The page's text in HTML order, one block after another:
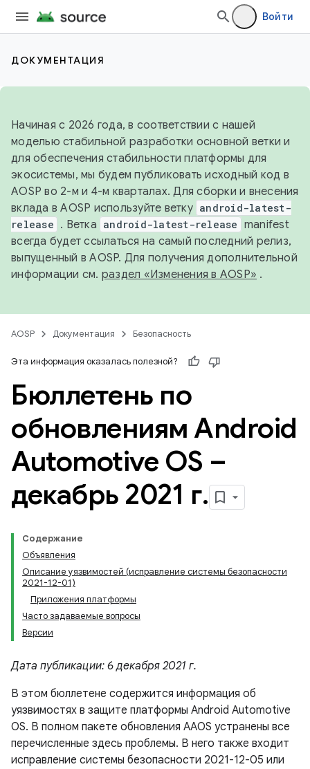
Войти
ДОКУМЕНТАЦИЯ
Начиная с 2026 года, в соответствии с нашей
моделью стабильной разработки основной ветки и
для обеспечения стабильности платформы для
экосистемы, мы будем публиковать исходный код в
AOSP во 2-м и 4-м кварталах. Для сборки и внесения
вклада в AOSP используйте ветку android-latest-
release . Ветка android-latest-release manifest
всегда будет ссылаться на самый последний релиз,
выпущенный в AOSP. Для получения дополнительной
информации см. раздел «Изменения в AOSP» .
AOSP Документация Безопасность
Эта информация оказалась полезной?
Бюллетень по
обновлениям Android
Automotive OS –
декабрь 2021 г.
Содержание
Объявления
Описание уязвимостей (исправление системы безопасности
2021-12-01)
Приложения платформы
Часто задаваемые вопросы
Версии
Дата публикации: 6 декабря 2021 г.
В этом бюллетене содержится информация об
уязвимостях в защите платформы Android Automotive
OS. В полном пакете обновления AAOS устранены все
перечисленные здесь проблемы. В него также входит
исправление системы безопасности 2021-12-05 или